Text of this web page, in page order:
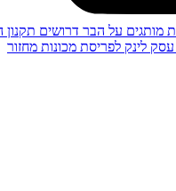
מותגים על הבר דרושים תקנון
עסק לינק לפריסת מכונות מחזור